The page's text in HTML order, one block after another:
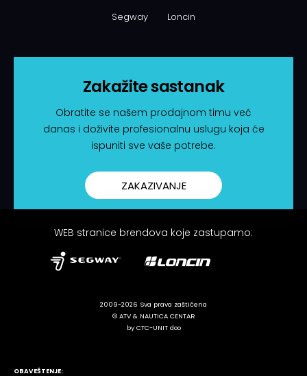
Segway Loncin
Zakažite sastanak
Obratite se našem prodajnom timu već
danas i doživite profesionalnu uslugu koja će
ispuniti sve vaše potrebe.
ZAKAZIVANJE
WEB stranice brendova koje zastupamo:
2009-2026 Sva prava zaštićena
© ATV & NAUTICA CENTAR
by CTC-UNIT doo
OBAVEŠTENJE: